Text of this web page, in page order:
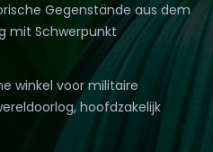
Gegenstände aus dem
mit Schwerpunkt
winkel voor militaire
hoofdzakelijk